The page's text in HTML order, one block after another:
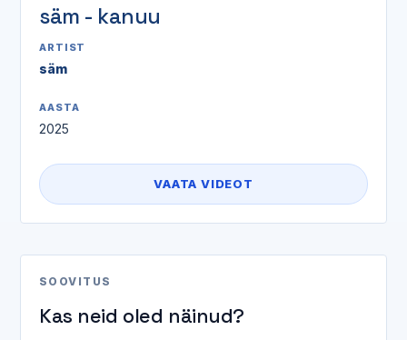
säm - kanuu
ARTIST
säm
AASTA
2025
VAATA VIDEOT
SOOVITUS
Kas neid oled näinud?